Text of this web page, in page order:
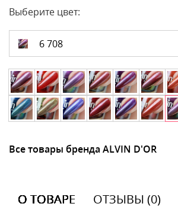
Выберите цвет:
6 708
Все товары бренда ALVIN D'OR
О ТОВАРЕ ОТЗЫВЫ (0)